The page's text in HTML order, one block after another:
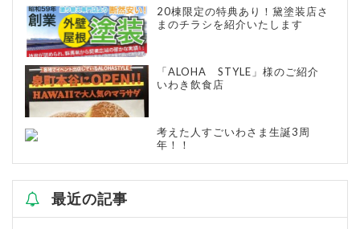
20棟限定の特典あり！黛塗装店さ
まのチラシを紹介いたします
「ALOHA STYLE」様のご紹介
いわき飲食店
考えた人すごいわさま生誕3周
年！！
最近の記事